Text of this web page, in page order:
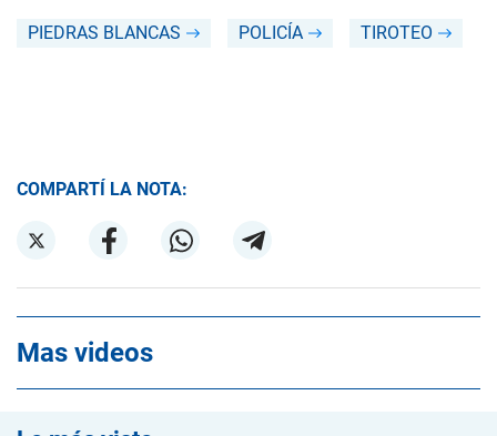
PIEDRAS BLANCAS POLICÍA TIROTEO
COMPARTÍ LA NOTA:
Mas videos